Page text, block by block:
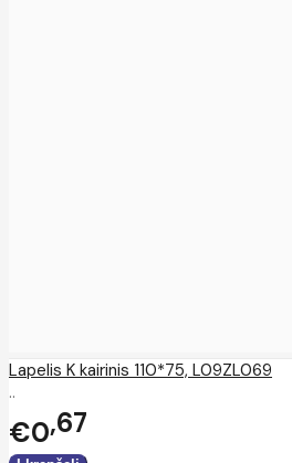
Lapelis K kairinis 110*75, L09ZL069
..
€0 67